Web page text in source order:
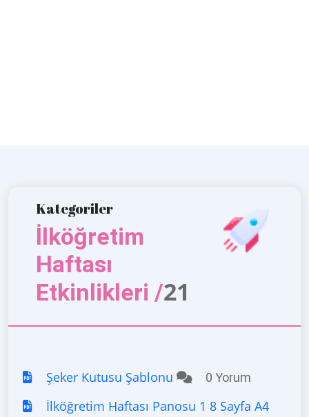
Kategoriler
İlköğretim
Haftası
Etkinlikleri /21
Şeker Kutusu Şablonu 0 Yorum
İlköğretim Haftası Panosu 1 8 Sayfa A4